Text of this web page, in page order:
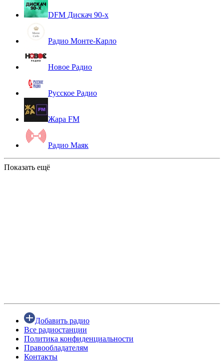
DFM Дискач 90-х
Радио Монте-Карло
Новое Радио
Русское Радио
Жара FM
Радио Маяк
Показать ещё
Добавить радио
Все радиостанции
Политика конфиденциальности
Правообладателям
Контакты